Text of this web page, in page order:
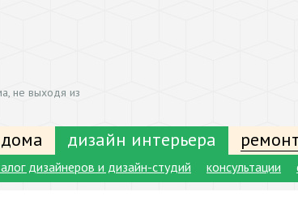
не выходя из
дизайн интерьера
дизайнеров и дизайн-студий консультации